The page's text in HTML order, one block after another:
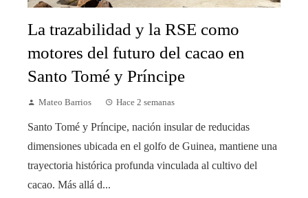
La trazabilidad y la RSE como
motores del futuro del cacao en
Santo Tomé y Príncipe
Mateo Barrios Hace 2 semanas
Santo Tomé y Príncipe, nación insular de reducidas
dimensiones ubicada en el golfo de Guinea, mantiene una
trayectoria histórica profunda vinculada al cultivo del
cacao. Más allá d...